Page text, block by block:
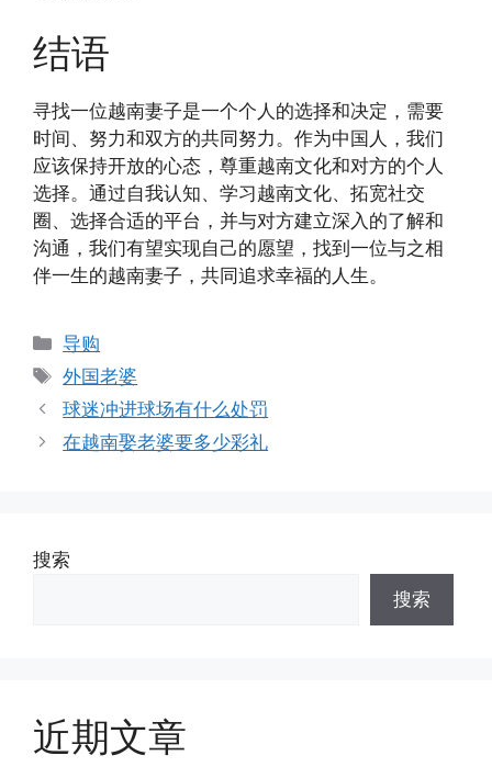
结语
寻找一位越南妻子是一个个人的选择和决定，需要
时间、努力和双方的共同努力。作为中国人，我们
应该保持开放的心态，尊重越南文化和对方的个人
选择。通过自我认知、学习越南文化、拓宽社交
圈、选择合适的平台，并与对方建立深入的了解和
沟通，我们有望实现自己的愿望，找到一位与之相
伴一生的越南妻子，共同追求幸福的人生。
分
类
导购
标
签
外国老婆
球迷冲进球场有什么处罚
在越南娶老婆要多少彩礼
搜索
搜索
近期文章